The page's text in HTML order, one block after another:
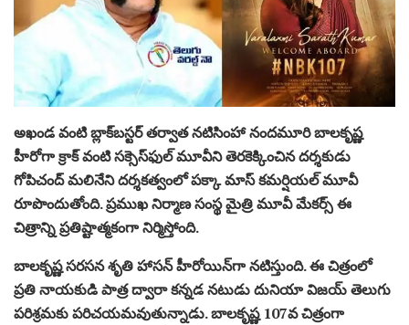
అఖండ వంటి బ్లాక్‌బ‌స్ట‌ర్ త‌ర్వాత న‌టిసింహా నంద‌మూరి బాల‌కృష్ణ
హీరోగా క్రాక్ వంటి సక్సెస్‌ఫుల్ మూవీని తెర‌కెక్కించిన ద‌ర్శ‌కుడు
గోపిచంద్ మ‌లినేని ద‌ర్శ‌క‌త్వంలో ప‌క్కా మాస్ క‌మ‌ర్షియ‌ల్ మూవీ
రూపొందుతోంది. ప్ర‌ముఖ నిర్మాణ సంస్థ మైత్రి మూవీ మేక‌ర్స్ ఈ
చిత్రాన్ని ప్ర‌తిష్టాత్మ‌కంగా నిర్మిస్తోంది.
బాల‌కృష్ణ స‌ర‌స‌న శృతి హాస‌న్ హీరోయిన్‌గా న‌టిస్తుంది. ఈ చిత్రంలో
ప్ర‌తి నాయ‌కుడి పాత్ర‌ ద్వారా క‌న్న‌డ న‌టుడు దునియా విజ‌య్ తెలుగు
ప‌రిశ్ర‌మ‌కు ప‌రిచ‌య‌మ‌వుతున్నాడు. బాలకృష్ణ 107వ చిత్రంగా